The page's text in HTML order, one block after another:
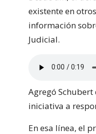
existente en
información
Judicial.
Agregó
iniciativa a
En esa línea, el